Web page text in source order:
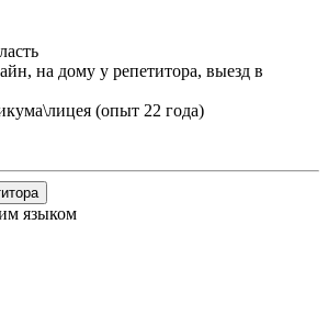
на дому у репетитора, выезд в
(опыт 22 года)